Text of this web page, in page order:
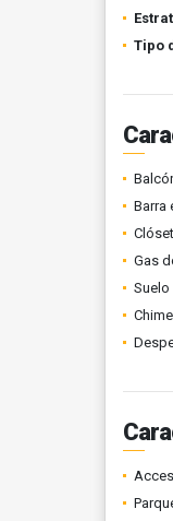
Tipo
Barra
Gas
Suelo